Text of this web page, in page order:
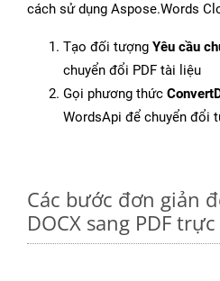
cách sử dụng Aspose.Words
Tạo đối tượng Yêu cầu
chuyển đổi PDF tài liệu
Gọi phương thức
WordsApi để chuyển đổi
Các bước đơn giản
DOCX sang PDF